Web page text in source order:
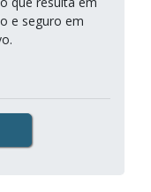
e seguro em